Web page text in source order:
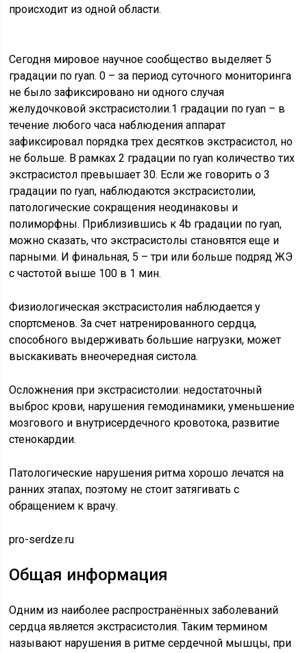
происходит из одной области.
Сегодня мировое научное сообщество выделяет 5
градации по ryan. 0 – за период суточного мониторинга
не было зафиксировано ни одного случая
желудочковой экстрасистолии.1 градации по ryan – в
течение любого часа наблюдения аппарат
зафиксировал порядка трех десятков экстрасистол, но
не больше. В рамках 2 градации по ryan количество тих
экстрасистол превышает 30. Если же говорить о 3
градации по ryan, наблюдаются экстрасистолии,
патологические сокращения неодинаковы и
полиморфны. Приблизившись к 4b градации по ryan,
можно сказать, что экстрасистолы становятся еще и
парными. И финальная, 5 – три или больше подряд ЖЭ
с частотой выше 100 в 1 мин.
Физиологическая экстрасистолия наблюдается у
спортсменов. За счет натренированного сердца,
способного выдерживать большие нагрузки, может
выскакивать внеочередная систола.
Осложнения при экстрасистолии: недостаточный
выброс крови, нарушения гемодинамики, уменьшение
мозгового и внутрисердечного кровотока, развитие
стенокардии.
Патологические нарушения ритма хорошо лечатся на
ранних этапах, поэтому не стоит затягивать с
обращением к врачу.
pro-serdze.ru
Общая информация
Одним из наиболее распространённых заболеваний
сердца является экстрасистолия. Таким термином
называют нарушения в ритме сердечной мышцы, при